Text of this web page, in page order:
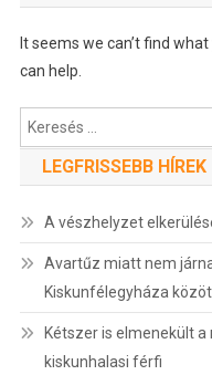
It seems we can’t find
can help.
Keresés:
LEGFRISSEBB HÍREK
A vészhelyzet
Avartűz miatt nem
Kiskunfélegyháza
Kétszer is elmenekült
kiskunhalasi férfi